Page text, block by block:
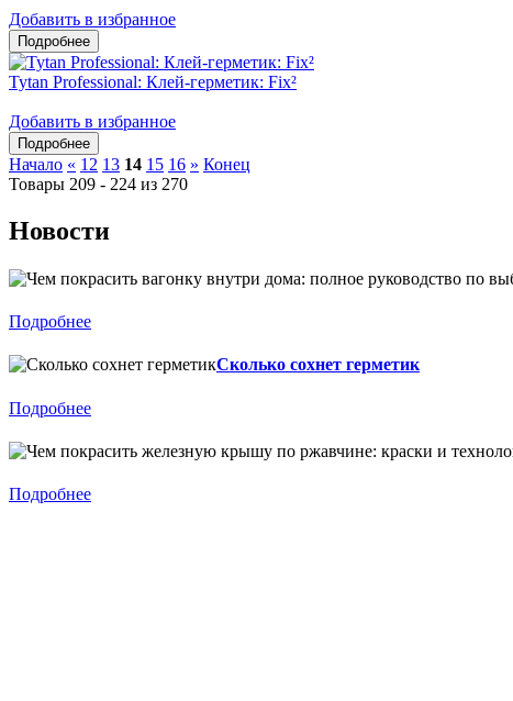
Добавить в избранное
Tytan Professional: Клей-герметик: Fix²
Добавить в избранное
Начало « 12 13 14 15 16 » Конец
Товары 209 - 224 из 270
Новости
Подробнее
Сколько сохнет герметик
Подробнее
Подробнее